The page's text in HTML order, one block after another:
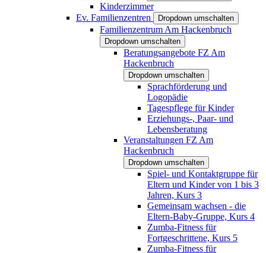
Kinderzimmer
Ev. Familienzentren
Dropdown umschalten
Familienzentrum Am Hackenbruch
Dropdown umschalten
Beratungsangebote FZ Am
Hackenbruch
Dropdown umschalten
Sprachförderung und
Logopädie
Tagespflege für Kinder
Erziehungs-, Paar- und
Lebensberatung
Veranstaltungen FZ Am
Hackenbruch
Dropdown umschalten
Spiel- und Kontaktgruppe für
Eltern und Kinder von 1 bis 3
Jahren, Kurs 3
Gemeinsam wachsen - die
Eltern-Baby-Gruppe, Kurs 4
Zumba-Fitness für
Fortgeschrittene, Kurs 5
Zumba-Fitness für